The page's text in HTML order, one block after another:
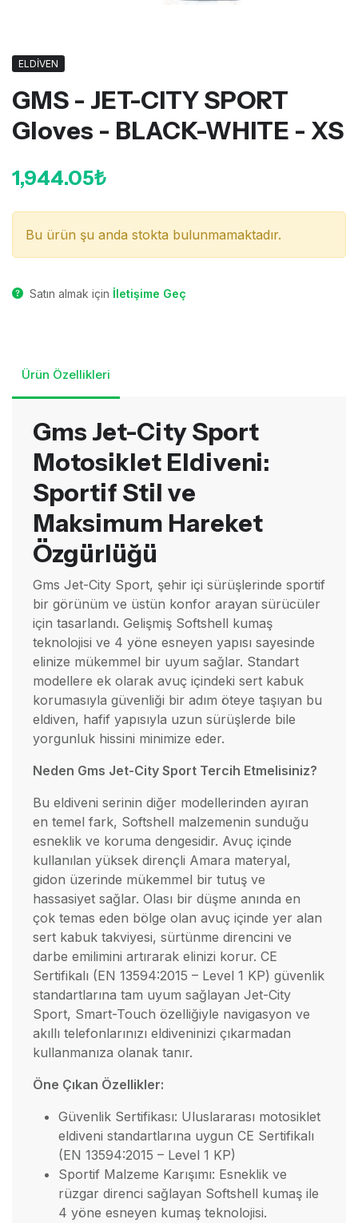
ELDİVEN
GMS - JET-CITY SPORT
Gloves - BLACK-WHITE - XS
1,944.05₺
Bu ürün şu anda stokta bulunmamaktadır.
Satın almak için İletişime Geç
Ürün Özellikleri
Gms Jet-City Sport
Motosiklet Eldiveni:
Sportif Stil ve
Maksimum Hareket
Özgürlüğü
Gms Jet-City Sport, şehir içi sürüşlerinde sportif
bir görünüm ve üstün konfor arayan sürücüler
için tasarlandı. Gelişmiş Softshell kumaş
teknolojisi ve 4 yöne esneyen yapısı sayesinde
elinize mükemmel bir uyum sağlar. Standart
modellere ek olarak avuç içindeki sert kabuk
korumasıyla güvenliği bir adım öteye taşıyan bu
eldiven, hafif yapısıyla uzun sürüşlerde bile
yorgunluk hissini minimize eder.
Neden Gms Jet-City Sport Tercih Etmelisiniz?
Bu eldiveni serinin diğer modellerinden ayıran
en temel fark, Softshell malzemenin sunduğu
esneklik ve koruma dengesidir. Avuç içinde
kullanılan yüksek dirençli Amara materyal,
gidon üzerinde mükemmel bir tutuş ve
hassasiyet sağlar. Olası bir düşme anında en
çok temas eden bölge olan avuç içinde yer alan
sert kabuk takviyesi, sürtünme direncini ve
darbe emilimini artırarak elinizi korur. CE
Sertifikalı (EN 13594:2015 – Level 1 KP) güvenlik
standartlarına tam uyum sağlayan Jet-City
Sport, Smart-Touch özelliğiyle navigasyon ve
akıllı telefonlarınızı eldiveninizi çıkarmadan
kullanmanıza olanak tanır.
Öne Çıkan Özellikler:
Güvenlik Sertifikası: Uluslararası motosiklet
eldiveni standartlarına uygun CE Sertifikalı
(EN 13594:2015 – Level 1 KP)
Sportif Malzeme Karışımı: Esneklik ve
rüzgar direnci sağlayan Softshell kumaş ile
4 yöne esneyen kumaş teknolojisi.